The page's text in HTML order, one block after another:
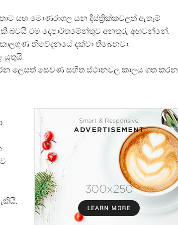
සහ මොණරාගල යන දිස්ත්‍රික්කවලත් ඇතැම්
බවයි එම දෙපාර්තමේන්තුව අනතුරු අඟවන්නේ.
නිවේදනයේ දක්වා තිබෙනවා.
යුතුයි.
ලෙසත් සෙවණ සහිත ස්ථානවල කාලය ගත කරන